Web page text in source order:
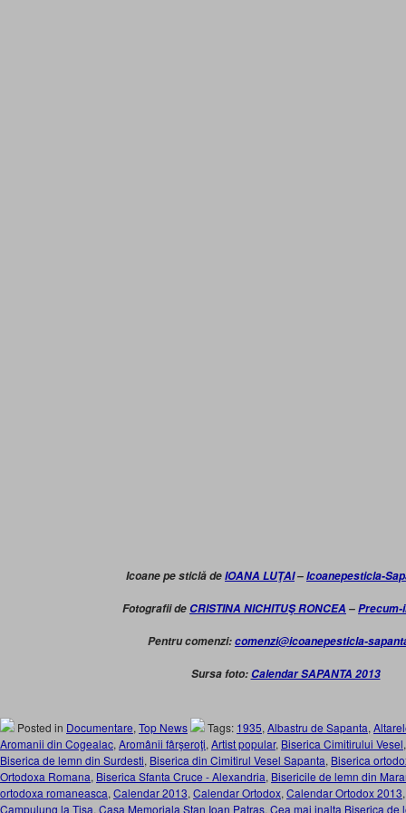
Icoane pe sticlă deIOANA LUŢAI–Icoanepesticla-
Fotografii de CRISTINA NICHITUŞ RONCEA –Precum-
Pentru comenzi:comenzi@icoanepesticla-
Sursa foto: Calendar SAPANTA 2013
Posted in Documentare, Top News Tags: 1935, Albastru de Sapanta,
Aromanii din Cogealac, Aromânii fârşeroţi, Artist popular, Biserica Cimitirului Vesel
Biserica de lemn din Surdesti, Biserica din Cimitirul Vesel Sapanta, Biserica
Ortodoxa Romana, Biserica Sfanta Cruce - Alexandria, Bisericile de lemn din
ortodoxa romaneasca, Calendar 2013, Calendar Ortodox, Calendar Ortodox 2013
Campulung la Tisa, Casa Memoriala Stan Ioan Patras, Cea mai inalta Biserica de